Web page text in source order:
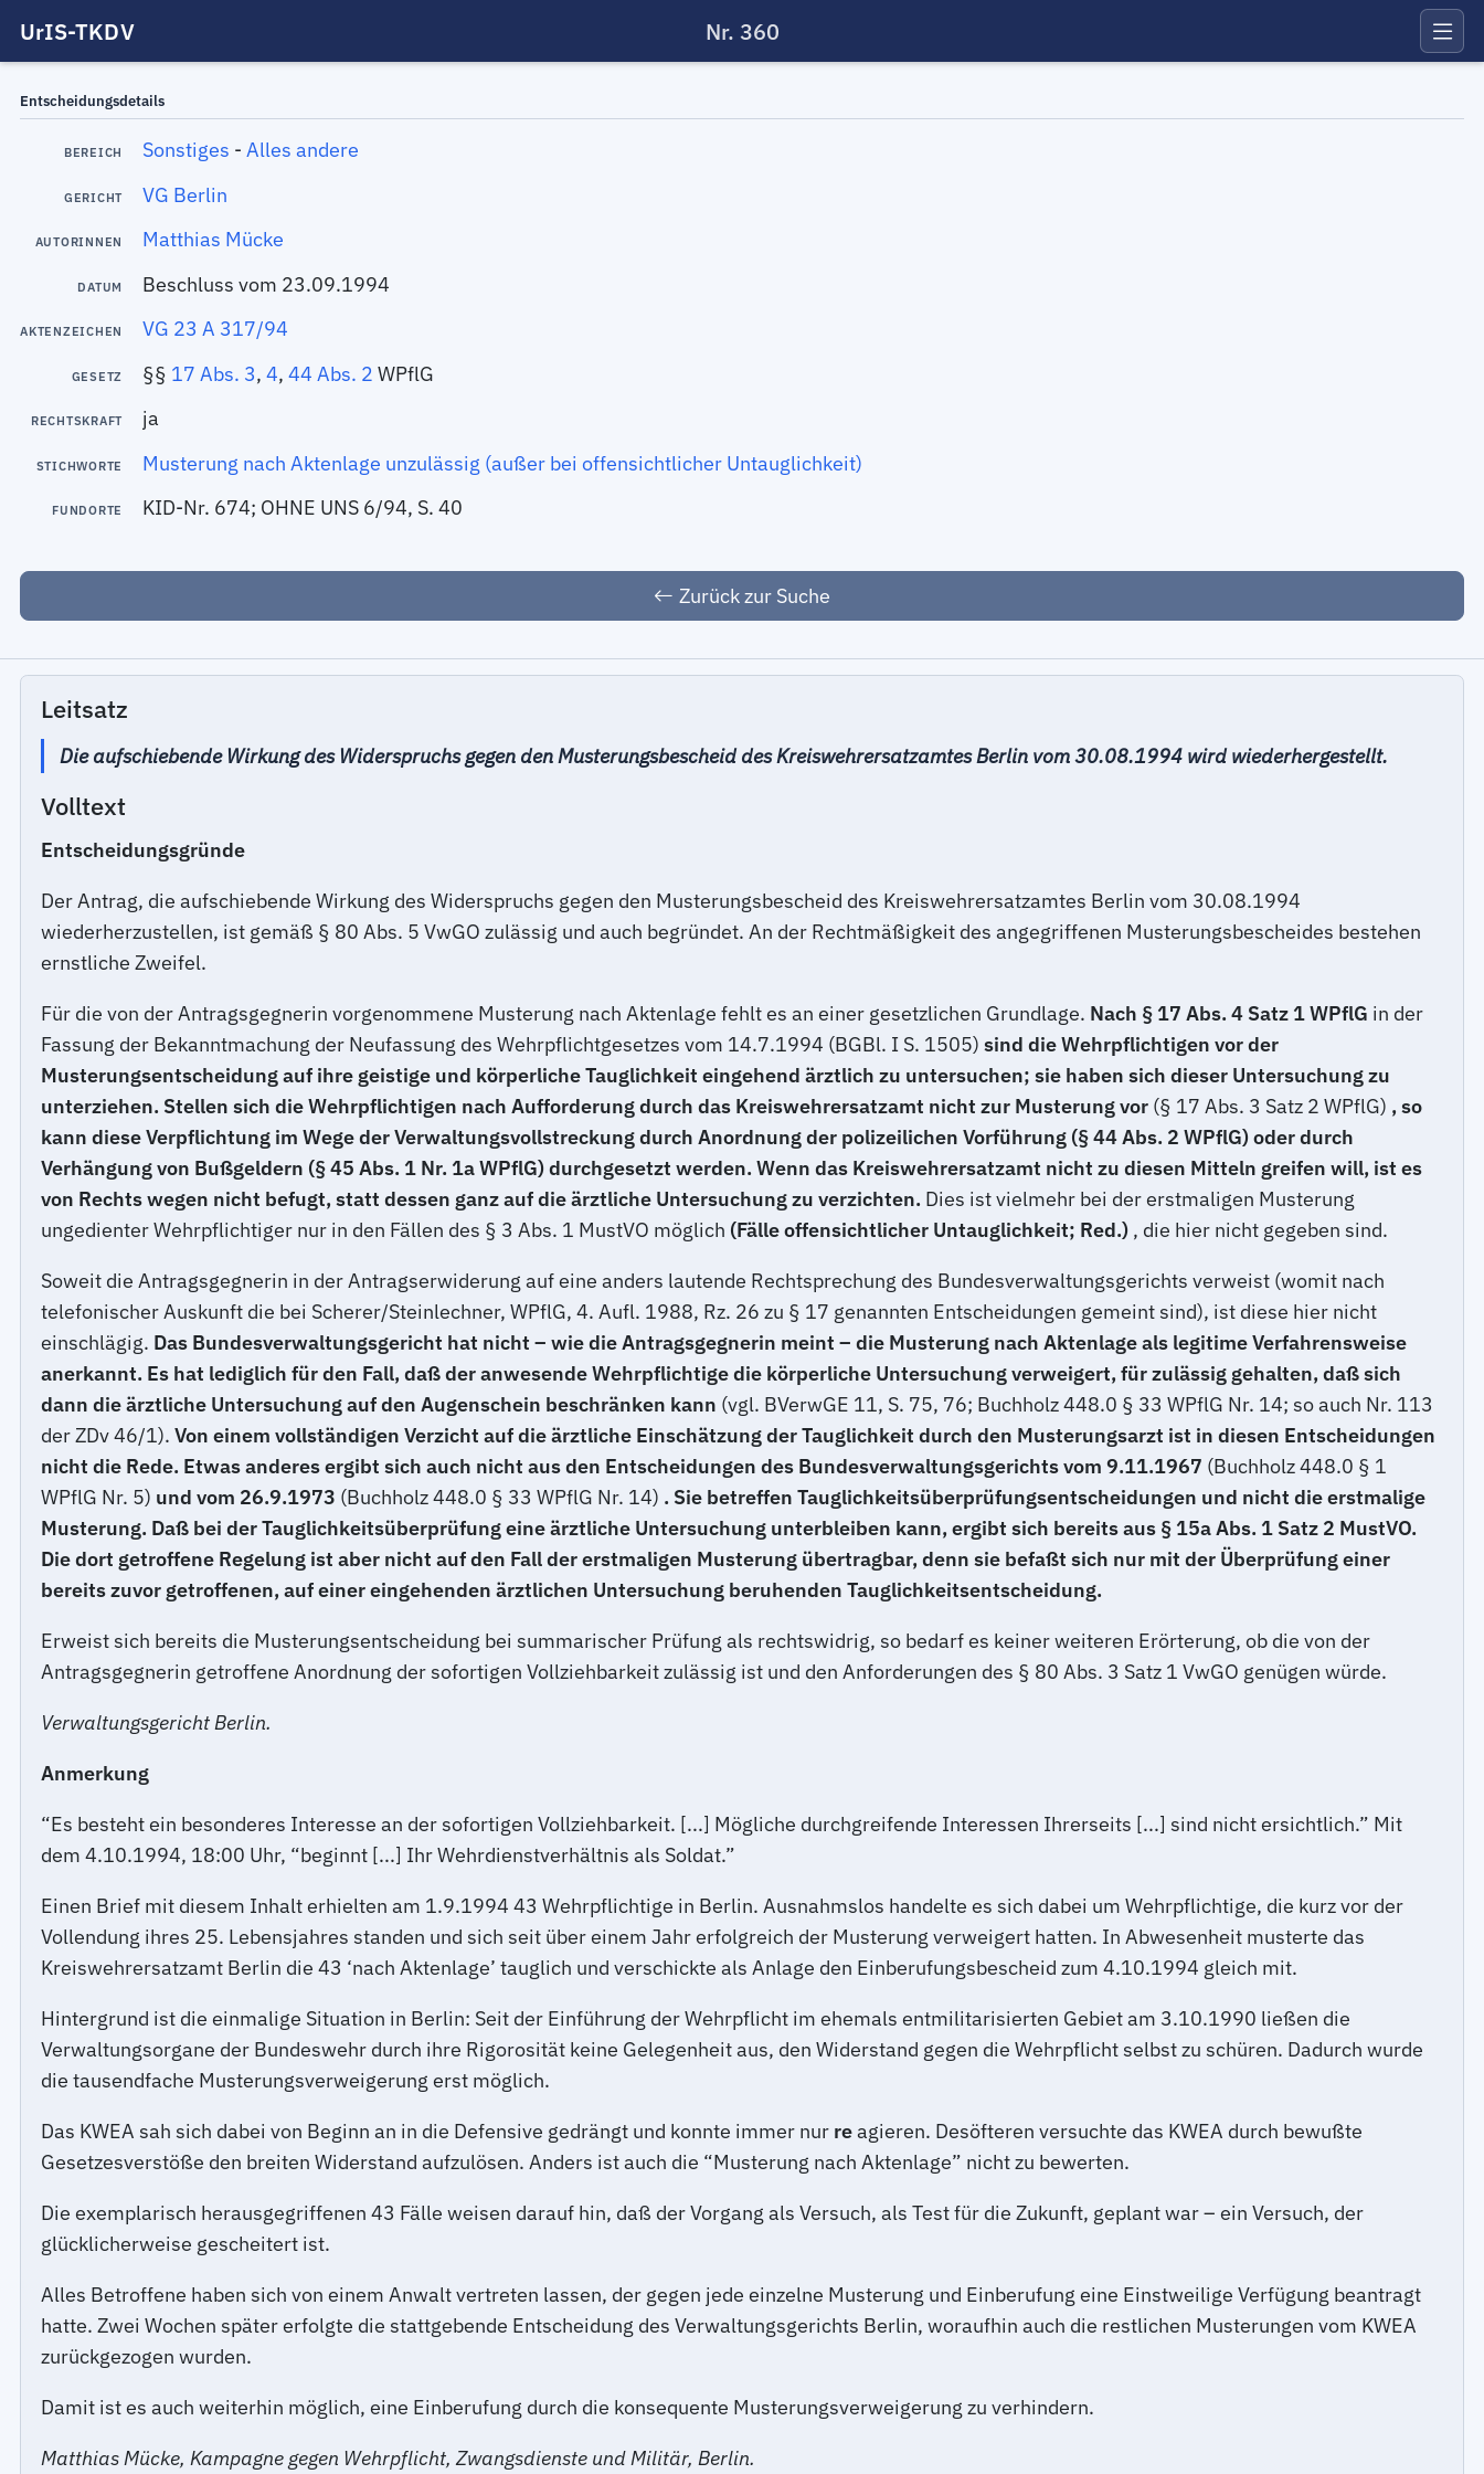
UrIS-TKDV Nr. 360
Entscheidungsdetails
BEREICH Sonstiges -Alles andere
GERICHT VG Berlin
AUTORINNEN Matthias Mücke
DATUM Beschluss vom 23.09.1994
AKTENZEICHEN VG 23 A 317/94
GESETZ §§ 17 Abs. 3,4,44 Abs. 2 WPflG
RECHTSKRAFT ja
STICHWORTE Musterung nach Aktenlage unzulässig (außer bei offensichtlicher Untauglichkeit)
FUNDORTE KID-Nr. 674; OHNE UNS 6/94, S. 40
Zurück zur Suche
Leitsatz
Die aufschiebende Wirkung des Widerspruchs gegen den Musterungsbescheid des Kreiswehrersatzamtes Berlin vom 30.08.1994 wird wiederhergestellt.
Volltext
Entscheidungsgründe
Der Antrag, die aufschiebende Wirkung des Widerspruchs gegen den Musterungsbescheid des Kreiswehrersatzamtes Berlin vom 30.08.1994
wiederherzustellen, ist gemäß § 80 Abs. 5 VwGO zulässig und auch begründet. An der Rechtmäßigkeit des angegriffenen Musterungsbescheides bestehen
ernstliche Zweifel.
Für die von der Antragsgegnerin vorgenommene Musterung nach Aktenlage fehlt es an einer gesetzlichen Grundlage. Nach § 17 Abs. 4 Satz 1 WPflG in der
Fassung der Bekanntmachung der Neufassung des Wehrpflichtgesetzes vom 14.7.1994 (BGBl. I S. 1505) sind die Wehrpflichtigen vor der
Musterungsentscheidung auf ihre geistige und körperliche Tauglichkeit eingehend ärztlich zu untersuchen; sie haben sich dieser Untersuchung zu
unterziehen. Stellen sich die Wehrpflichtigen nach Aufforderung durch das Kreiswehrersatzamt nicht zur Musterung vor (§ 17 Abs. 3 Satz 2 WPflG) , so
kann diese Verpflichtung im Wege der Verwaltungsvollstreckung durch Anordnung der polizeilichen Vorführung (§ 44 Abs. 2 WPflG) oder durch
Verhängung von Bußgeldern (§ 45 Abs. 1 Nr. 1a WPflG) durchgesetzt werden. Wenn das Kreiswehrersatzamt nicht zu diesen Mitteln greifen will, ist es
von Rechts wegen nicht befugt, statt dessen ganz auf die ärztliche Untersuchung zu verzichten. Dies ist vielmehr bei der erstmaligen Musterung
ungedienter Wehrpflichtiger nur in den Fällen des § 3 Abs. 1 MustVO möglich (Fälle offensichtlicher Untauglichkeit; Red.) , die hier nicht gegeben sind.
Soweit die Antragsgegnerin in der Antragserwiderung auf eine anders lautende Rechtsprechung des Bundesverwaltungsgerichts verweist (womit nach
telefonischer Auskunft die bei Scherer/Steinlechner, WPflG, 4. Aufl. 1988, Rz. 26 zu § 17 genannten Entscheidungen gemeint sind), ist diese hier nicht
einschlägig. Das Bundesverwaltungsgericht hat nicht – wie die Antragsgegnerin meint – die Musterung nach Aktenlage als legitime Verfahrensweise
anerkannt. Es hat lediglich für den Fall, daß deranwesendeWehrpflichtige die körperliche Untersuchung verweigert, für zulässig gehalten, daß sich
dann die ärztliche Untersuchung auf den Augenschein beschränken kann (vgl. BVerwGE 11, S. 75, 76; Buchholz 448.0 § 33 WPflG Nr. 14; so auch Nr. 113
der ZDv 46/1). Von einem vollständigen Verzicht auf die ärztliche Einschätzung der Tauglichkeit durch den Musterungsarzt ist in diesen Entscheidungen
nicht die Rede. Etwas anderes ergibt sich auch nicht aus den Entscheidungen des Bundesverwaltungsgerichts vom 9.11.1967 (Buchholz 448.0 § 1
WPflG Nr. 5) und vom 26.9.1973 (Buchholz 448.0 § 33 WPflG Nr. 14) . Sie betreffen Tauglichkeitsüberprüfungsentscheidungen und nicht dieerstmalige
Musterung. Daß bei der Tauglichkeitsüberprüfung eine ärztliche Untersuchung unterbleiben kann, ergibt sich bereits aus § 15a Abs. 1 Satz 2 MustVO.
Die dort getroffene Regelung ist aber nicht auf den Fall der erstmaligen Musterung übertragbar, denn sie befaßt sich nur mit der Überprüfung einer
bereits zuvor getroffenen, auf einer eingehenden ärztlichen Untersuchung beruhenden Tauglichkeitsentscheidung.
Erweist sich bereits die Musterungsentscheidung bei summarischer Prüfung als rechtswidrig, so bedarf es keiner weiteren Erörterung, ob die von der
Antragsgegnerin getroffene Anordnung der sofortigen Vollziehbarkeit zulässig ist und den Anforderungen des § 80 Abs. 3 Satz 1 VwGO genügen würde.
Verwaltungsgericht Berlin.
Anmerkung
“Es besteht ein besonderes Interesse an der sofortigen Vollziehbarkeit. [...] Mögliche durchgreifende Interessen Ihrerseits [...] sind nicht ersichtlich.” Mit
dem 4.10.1994, 18:00 Uhr, “beginnt [...] Ihr Wehrdienstverhältnis als Soldat.”
Einen Brief mit diesem Inhalt erhielten am 1.9.1994 43 Wehrpflichtige in Berlin. Ausnahmslos handelte es sich dabei um Wehrpflichtige, die kurz vor der
Vollendung ihres 25. Lebensjahres standen und sich seit über einem Jahr erfolgreich der Musterung verweigert hatten. In Abwesenheit musterte das
Kreiswehrersatzamt Berlin die 43 ‘nach Aktenlage’ tauglich und verschickte als Anlage den Einberufungsbescheid zum 4.10.1994 gleich mit.
Hintergrund ist die einmalige Situation in Berlin: Seit der Einführung der Wehrpflicht im ehemals entmilitarisierten Gebiet am 3.10.1990 ließen die
Verwaltungsorgane der Bundeswehr durch ihre Rigorosität keine Gelegenheit aus, den Widerstand gegen die Wehrpflicht selbst zu schüren. Dadurch wurde
die tausendfache Musterungsverweigerung erst möglich.
Das KWEA sah sich dabei von Beginn an in die Defensive gedrängt und konnte immer nur reagieren. Desöfteren versuchte das KWEA durch bewußte
Gesetzesverstöße den breiten Widerstand aufzulösen. Anders ist auch die “Musterung nach Aktenlage” nicht zu bewerten.
Die exemplarisch herausgegriffenen 43 Fälle weisen darauf hin, daß der Vorgang als Versuch, als Test für die Zukunft, geplant war – ein Versuch, der
glücklicherweise gescheitert ist.
Alles Betroffene haben sich von einem Anwalt vertreten lassen, der gegen jede einzelne Musterung und Einberufung eine Einstweilige Verfügung beantragt
hatte. Zwei Wochen später erfolgte die stattgebende Entscheidung des Verwaltungsgerichts Berlin, woraufhin auch die restlichen Musterungen vom KWEA
zurückgezogen wurden.
Damit ist es auch weiterhin möglich, eine Einberufung durch die konsequente Musterungsverweigerung zu verhindern.
Matthias Mücke, Kampagne gegen Wehrpflicht, Zwangsdienste und Militär, Berlin.